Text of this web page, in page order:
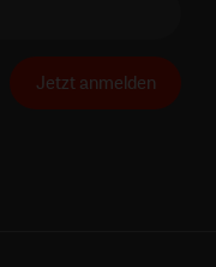
Jetzt anmelden